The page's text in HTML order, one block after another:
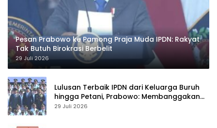
Pesan Prabowo ke Pamong Praja Muda IPDN: Rakyat
Tak Butuh Birokrasi Berbelit
29 Juli 2026
Lulusan Terbaik IPDN dari Keluarga Buruh
hingga Petani, Prabowo: Membanggakan
Hati Saya
29 Juli 2026